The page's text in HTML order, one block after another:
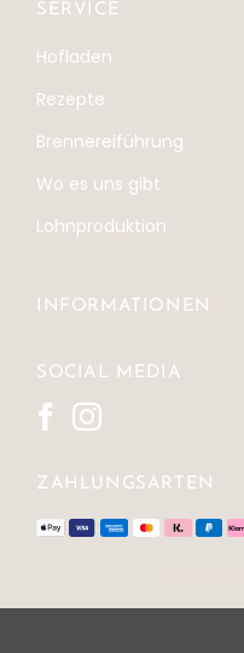
SERVICE
Hofladen
Rezepte
Brennereiführung
Wo es uns gibt
Lohnproduktion
INFORMATIONEN
SOCIAL MEDIA
ZAHLUNGSARTEN